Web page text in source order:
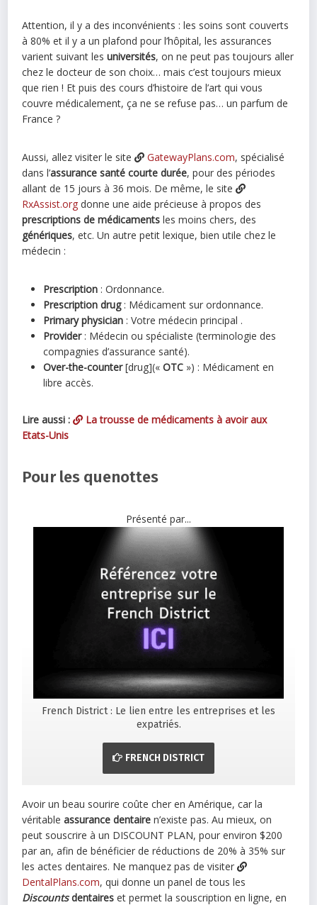
Attention, il y a des inconvénients : les soins sont couverts
à 80% et il y a un plafond pour l’hôpital, les assurances
varient suivant lesuniversités, on ne peut pas toujours aller
chez le docteur de son choix… mais c’est toujours mieux
que rien ! Et puis des cours d’histoire de l’art qui vous
couvre médicalement, ça ne se refuse pas… un parfum de
France ?
Aussi, allez visiter le site GatewayPlans.com, spécialisé
dans l’assurance santé courte durée, pour des périodes
allant de 15 jours à 36 mois. De même, le site
RxAssist.org donne une aide précieuse à propos des
prescriptions de médicaments les moins chers, des
génériques, etc. Un autre petit lexique, bien utile chez le
médecin :
Prescription : Ordonnance.
Prescription drug: Médicament sur ordonnance.
Primary physician : Votre médecin principal .
Provider: Médecin ou spécialiste (terminologie des
compagnies d’assurance santé).
Over-the-counter[drug](«OTC ») : Médicament en
libre accès.
Lire aussi :
La trousse de médicaments à avoir aux
Etats-Unis
Pour les quenottes
Présenté par...
French District : Le lien entre les entreprises et les
expatriés.
FRENCH DISTRICT
Avoir un beau sourire coûte cher en Amérique, car la
véritableassurance dentaire n’existe pas. Au mieux, on
peut souscrire à un DISCOUNT PLAN, pour environ $200
par an, afin de bénéficier de réductions de 20% à 35% sur
les actes dentaires. Ne manquez pas de visiter
DentalPlans.com, qui donne un panel de tous les
Discountsdentaires et permet la souscription en ligne, en